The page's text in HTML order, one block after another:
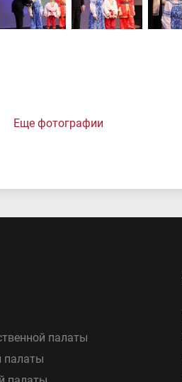
Еще фотографии
палаты
палаты